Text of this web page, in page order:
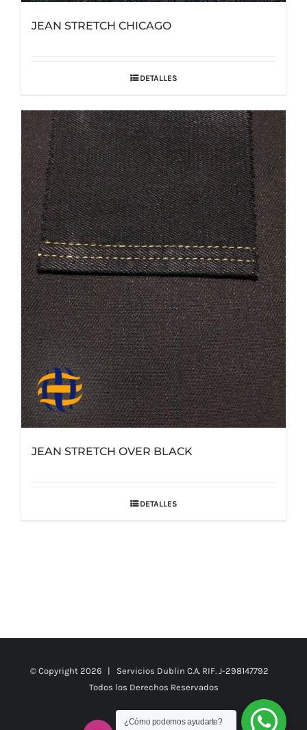
JEAN STRETCH CHICAGO
DETALLES
JEAN STRETCH OVER BLACK
DETALLES
© Copyright 2026 | Servicios Dublin C.A. RIF. J-298147792
Todos los Derechos Reservados
¿Cómo podemos ayudarte?